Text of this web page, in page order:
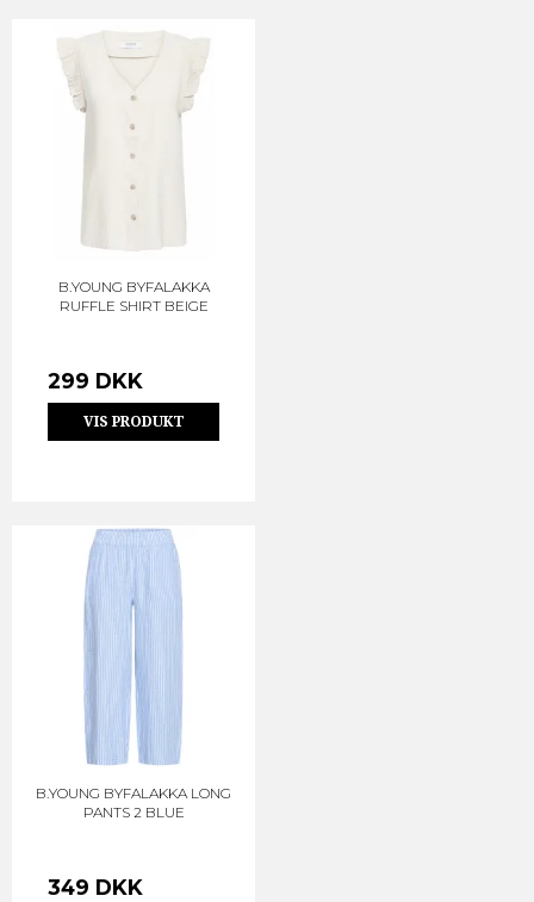
B.YOUNG BYFALAKKA
RUFFLE SHIRT BEIGE
299 DKK
VIS PRODUKT
B.YOUNG BYFALAKKA LONG
PANTS 2 BLUE
349 DKK